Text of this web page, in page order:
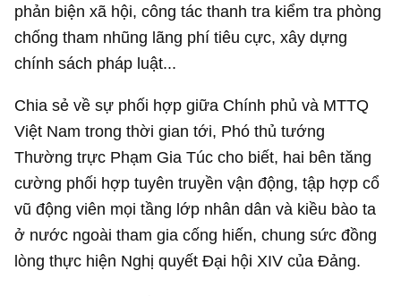
phản biện xã hội, công tác thanh tra kiểm tra phòng
chống tham nhũng lãng phí tiêu cực, xây dựng
chính sách pháp luật...
Chia sẻ về sự phối hợp giữa Chính phủ và MTTQ
Việt Nam trong thời gian tới, Phó thủ tướng
Thường trực Phạm Gia Túc cho biết, hai bên tăng
cường phối hợp tuyên truyền vận động, tập hợp cổ
vũ động viên mọi tầng lớp nhân dân và kiều bào ta
ở nước ngoài tham gia cống hiến, chung sức đồng
lòng thực hiện Nghị quyết Đại hội XIV của Đảng.